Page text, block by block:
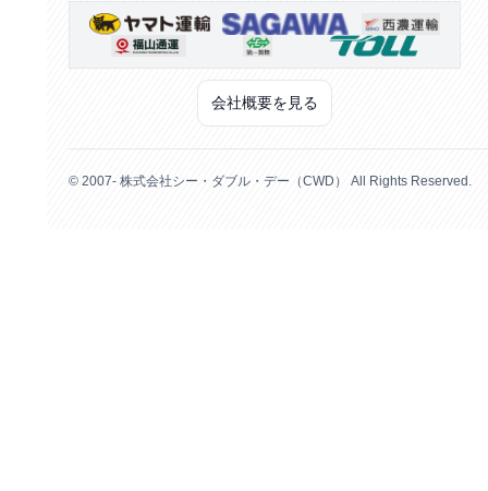
会社概要を見る
© 2007- 株式会社シー・ダブル・デー（CWD） All Rights Reserved.